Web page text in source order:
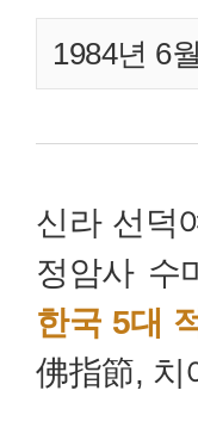
1984년 6
신라 선덕
정암사 수
한국 5대
佛指節, 치